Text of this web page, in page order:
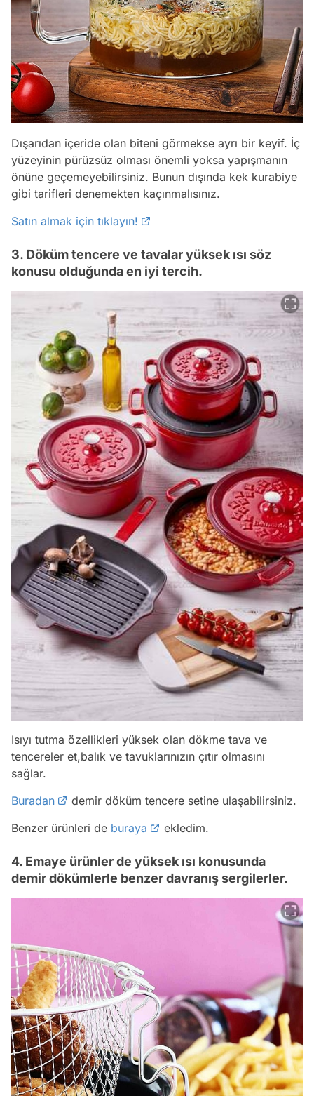
Dışarıdan içeride olan biteni görmekse ayrı bir keyif. İç
yüzeyinin pürüzsüz olması önemli yoksa yapışmanın
önüne geçemeyebilirsiniz. Bunun dışında kek kurabiye
gibi tarifleri denemekten kaçınmalısınız.
Satın almak için tıklayın!
3. Döküm tencere ve tavalar yüksek ısı söz
konusu olduğunda en iyi tercih.
Isıyı tutma özellikleri yüksek olan dökme tava ve
tencereler et,balık ve tavuklarınızın çıtır olmasını
sağlar.
Buradan
demir döküm tencere setine ulaşabilirsiniz.
Benzer ürünleri de buraya ekledim.
4. Emaye ürünler de yüksek ısı konusunda
demir dökümlerle benzer davranış sergilerler.